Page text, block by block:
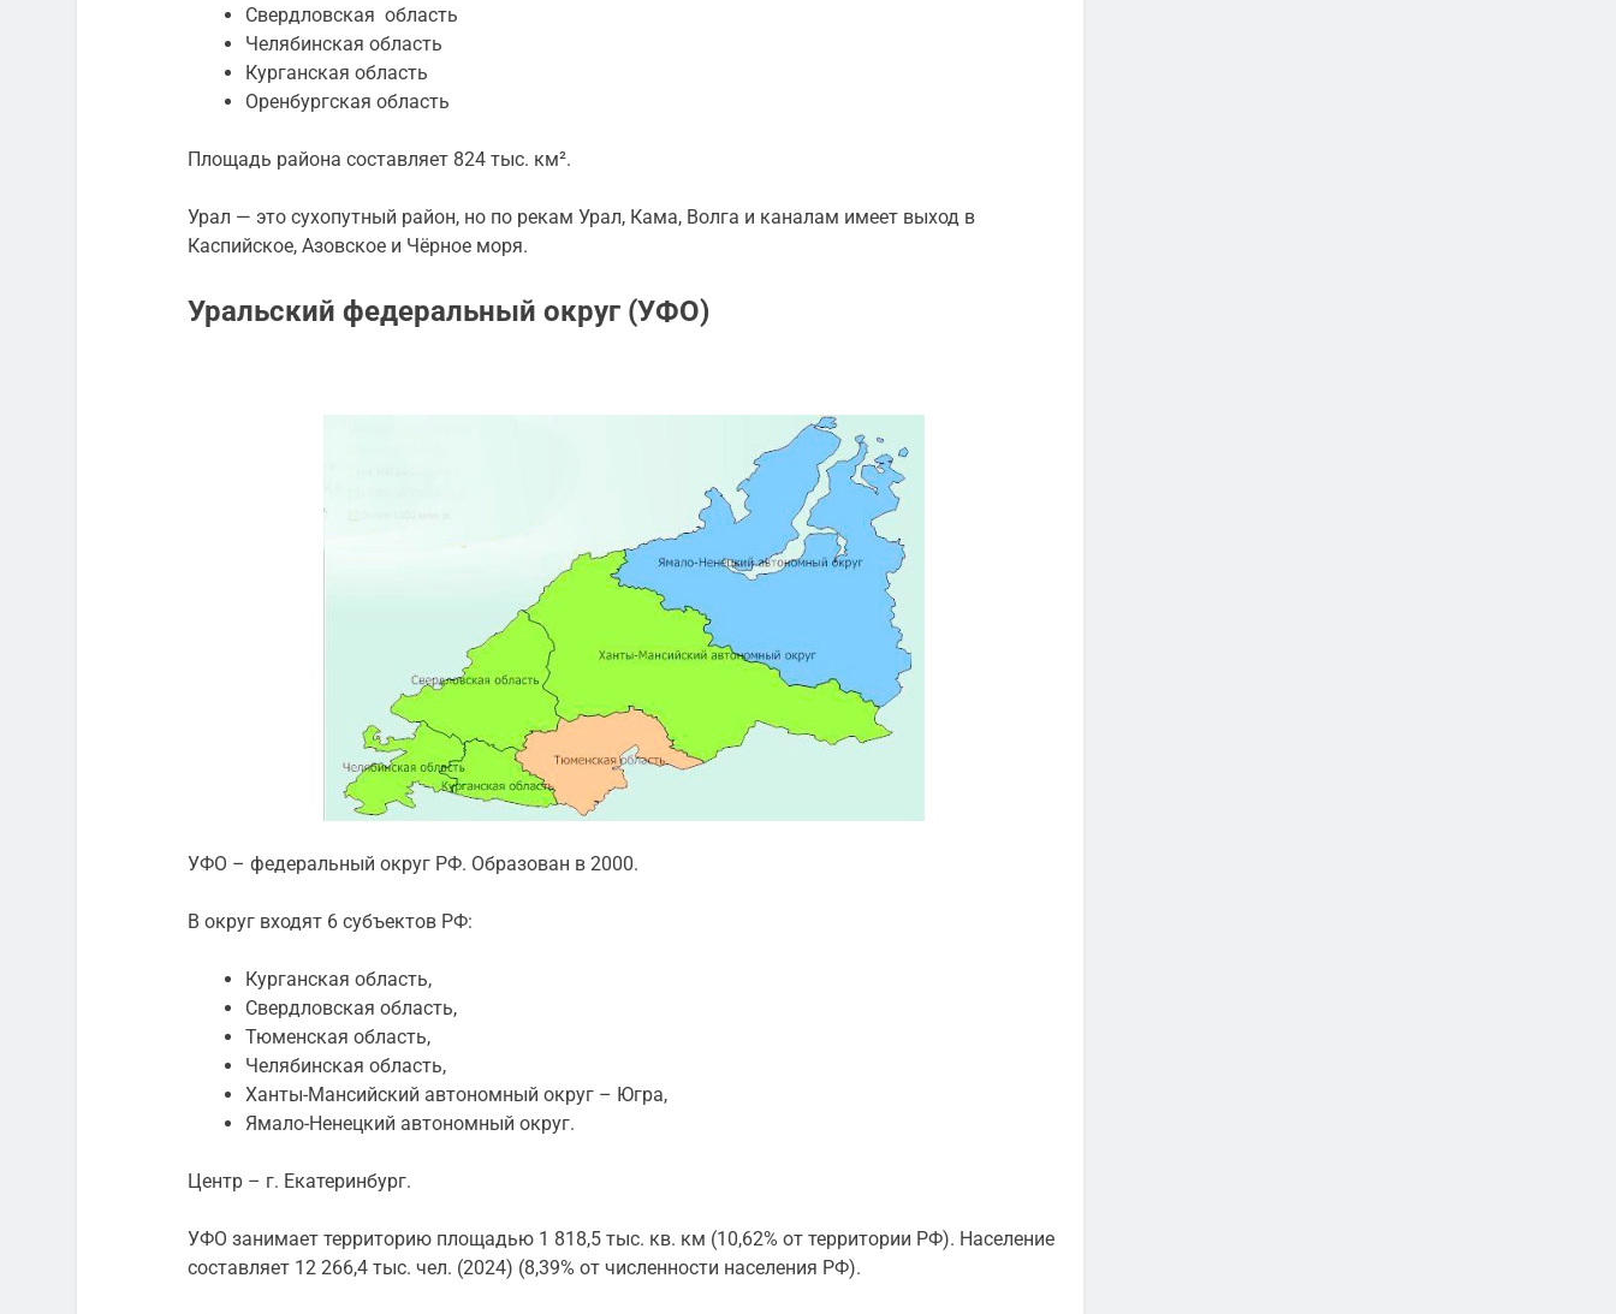
Свердловская область
Челябинская область
Курганская область
Оренбургская область
Площадь района составляет 824 тыс. км².
Урал — это сухопутный район, но по рекам Урал, Кама, Волга и каналам имеет выход в
Каспийское, Азовское и Чёрное моря.
Уральский федеральный округ (УФО)
УФО – федеральный округ РФ. Образован в 2000.
В округ входят 6 субъектов РФ:
Курганская область,
Свердловская область,
Тюменская область,
Челябинская область,
Ханты-Мансийский автономный округ – Югра,
Ямало-Ненецкий автономный округ.
Центр – г. Екатеринбург.
УФО занимает территорию площадью 1 818,5 тыс. кв. км (10,62% от территории РФ). Население
составляет 12 266,4 тыс. чел. (2024) (8,39% от численности населения РФ).